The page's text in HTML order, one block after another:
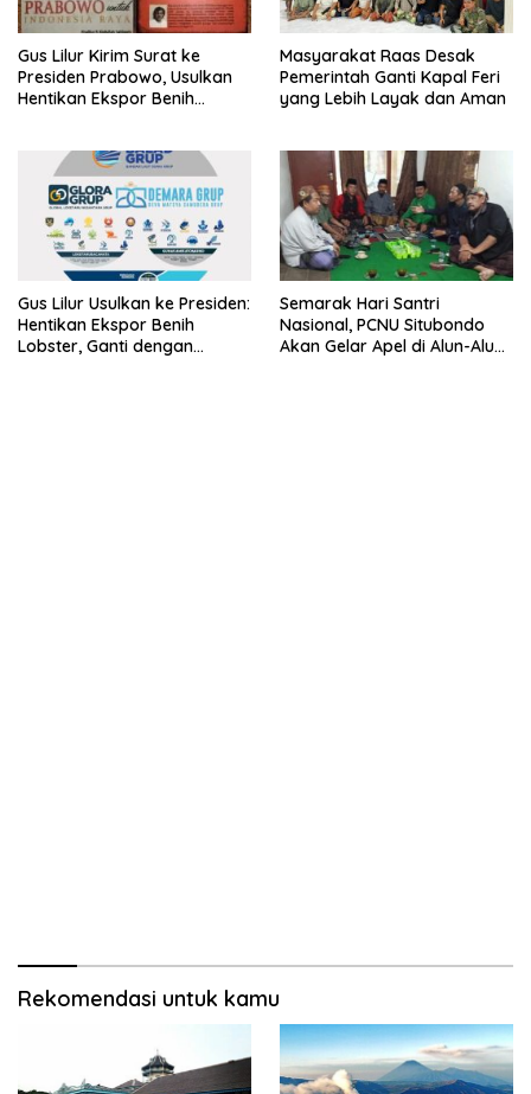
Gus Lilur Kirim Surat ke
Presiden Prabowo, Usulkan
Hentikan Ekspor Benih
Masyarakat Raas Desak
Pemerintah Ganti Kapal Feri
yang Lebih Layak dan Aman
Gus Lilur Usulkan ke Presiden:
Hentikan Ekspor Benih
Lobster, Ganti dengan
Semarak Hari Santri
Nasional, PCNU Situbondo
Akan Gelar Apel di Alun-Alun
Rekomendasi untuk kamu